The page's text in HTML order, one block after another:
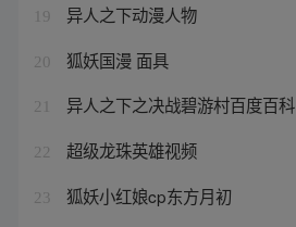
19 异人之下动漫人物
20 狐妖国漫 面具
21 异人之下之决战碧游村百度百科
22 超级龙珠英雄视频
23 狐妖小红娘cp东方月初